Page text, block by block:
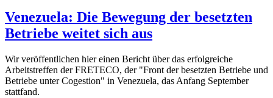
Venezuela: Die Bewegung der besetzten
Betriebe weitet sich aus
Wir veröffentlichen hier einen Bericht über das erfolgreiche
Arbeitstreffen der FRETECO, der "Front der besetzten Betriebe und
Betriebe unter Cogestion" in Venezuela, das Anfang September
stattfand.